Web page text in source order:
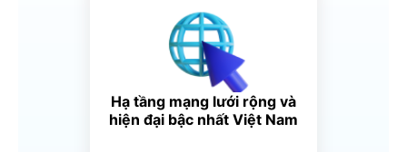
Hạ tầng mạng lưới rộng và
hiện đại bậc nhất Việt Nam